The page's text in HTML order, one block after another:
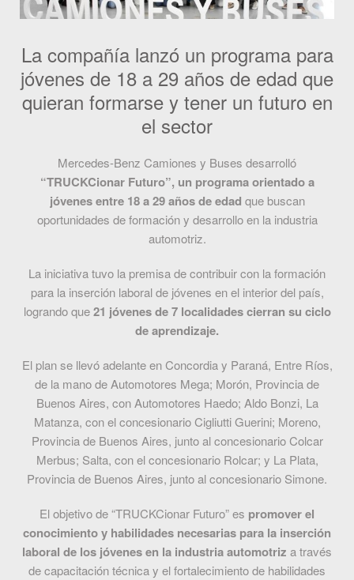
La compañía lanzó un programa para
jóvenes de 18 a 29 años de edad que
quieran formarse y tener un futuro en
el sector
Mercedes-Benz Camiones y Buses desarrolló
“TRUCKCionar Futuro”, un programa orientado a
jóvenes entre 18 a 29 años de edad que buscan
oportunidades de formación y desarrollo en la industria
automotriz.
La iniciativa tuvo la premisa de contribuir con la formación
para la inserción laboral de jóvenes en el interior del país,
logrando que21 jóvenes de 7 localidades cierran su ciclo
de aprendizaje.
El plan se llevó adelante en Concordia y Paraná, Entre Ríos,
de la mano de Automotores Mega; Morón, Provincia de
Buenos Aires, con Automotores Haedo; Aldo Bonzi, La
Matanza, con el concesionario Cigliutti Guerini; Moreno,
Provincia de Buenos Aires, junto al concesionario Colcar
Merbus; Salta, con el concesionario Rolcar; y La Plata,
Provincia de Buenos Aires, junto al concesionario Simone.
El objetivo de “TRUCKCionar Futuro” es promover el
conocimiento y habilidades necesarias para la inserción
laboral de los jóvenes en la industria automotriz a través
de capacitación técnica y el fortalecimiento de habilidades